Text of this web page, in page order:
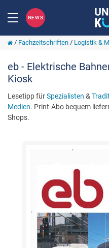
NEWS
/ Fachzeitschriften/ Logistik &
eb - Elektrische
Kiosk
Lesetipp fürSpezialisten &
Medien. Print-Abo bequem
Shops.